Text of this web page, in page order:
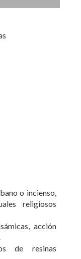
o incienso,
religiosos
acción
de resinas